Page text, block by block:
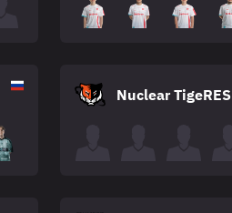
Nuclear TigeRES